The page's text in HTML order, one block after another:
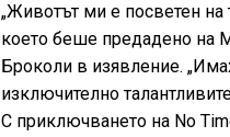
„Животът ми е посветен
което беше предадено на
Броколи в изявление.
изключително
С приключването на No